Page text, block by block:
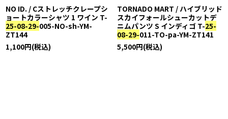
NO ID. / Cストレッチクレープシ
ョートカラーシャツ 1 ワイン T-
25-08-29-005-NO-sh-YM-
ZT144
1,100円(税込)
TORNADO MART / ハイブリッド
スカイフォールシューカットデ
ニムパンツ S インディゴ T-25-
08-29-011-TO-pa-YM-ZT141
5,500円(税込)